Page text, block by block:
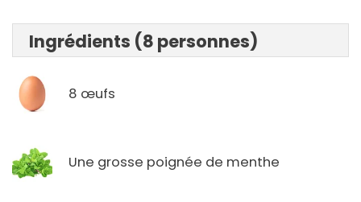
Ingrédients (8 personnes)
8 œufs
Une grosse poignée de menthe